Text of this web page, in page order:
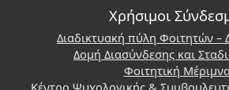
Χρήσιμοι
Διαδικτυακή πύλη Φοιτητών –
Δομή Διασύνδεσης και
Φοιτητική Μέριμνα
Κέντρο Ψυχολογικής &